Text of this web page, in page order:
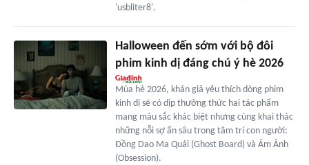
'usbliter8'.
Halloween đến sớm với bộ đôi
phim kinh dị đáng chú ý hè 2026
Mùa hè 2026, khán giả yêu thích dòng phim
kinh dị sẽ có dịp thưởng thức hai tác phẩm
mang màu sắc khác biệt nhưng cùng khai thác
những nỗi sợ ẩn sâu trong tâm trí con người:
Đồng Dao Ma Quái (Ghost Board) và Ám Ảnh
(Obsession).